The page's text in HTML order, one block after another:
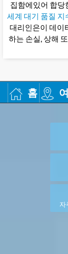
집함에있어 합당
세계 대기 품질 지
대리인은이 데이
하는 손실, 상해
홈
자